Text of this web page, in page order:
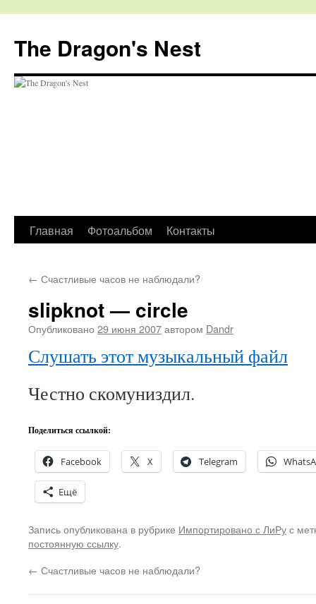
The Dragon's Nest
Перейти
содержимому
Главная Фотоальбом Контакты
← Счастливые часов не наблюдали?
slipknot — circle
Опубликовано 29 июня 2007автором Dandr
Слушать этот музыкальный файл
Честно скомуниздил.
Поделиться ссылкой:
Facebook X Telegram
Ещё
Запись опубликована в рубрике Импортировано с ЛиРус
постоянную ссылку.
← Счастливые часов не наблюдали?